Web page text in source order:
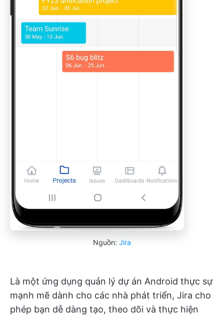
Nguồn: Jira
Là một ứng dụng quản lý dự án Android thực sự
mạnh mẽ dành cho các nhà phát triển, Jira cho
phép bạn dễ dàng tạo, theo dõi và thực hiện